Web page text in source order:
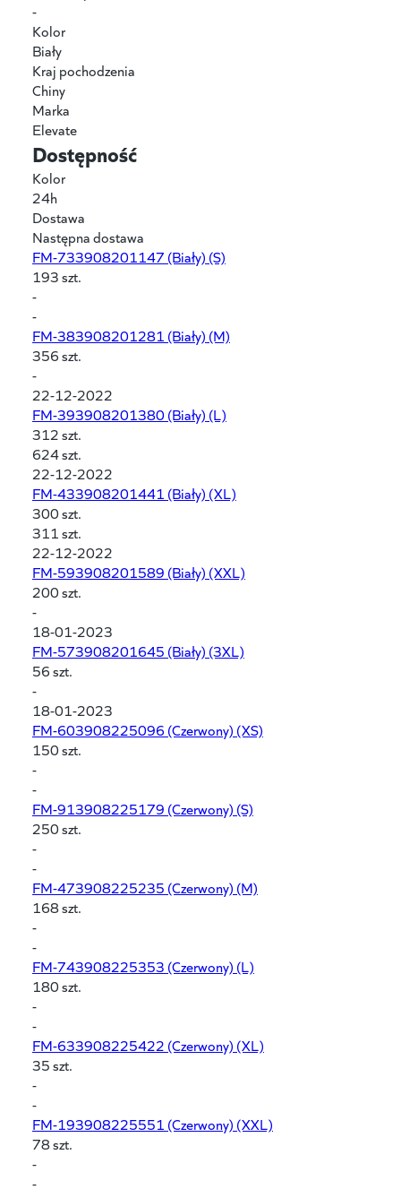
-
Kolor
Biały
Kraj pochodzenia
Chiny
Marka
Elevate
Dostępność
Kolor
24h
Dostawa
Następna dostawa
FM-733908201147 (Biały) (S)
193 szt.
-
-
FM-383908201281 (Biały) (M)
356 szt.
-
22-12-2022
FM-393908201380(Biały) (L)
312 szt.
624 szt.
22-12-2022
FM-433908201441 (Biały) (XL)
300 szt.
311 szt.
22-12-2022
FM-593908201589 (Biały) (XXL)
200 szt.
-
18-01-2023
FM-573908201645 (Biały) (3XL)
56 szt.
-
18-01-2023
FM-603908225096 (Czerwony) (XS)
150 szt.
-
-
FM-913908225179 (Czerwony) (S)
250 szt.
-
-
FM-473908225235 (Czerwony) (M)
168 szt.
-
-
FM-743908225353 (Czerwony) (L)
180 szt.
-
-
FM-633908225422 (Czerwony) (XL)
35 szt.
-
-
FM-193908225551 (Czerwony) (XXL)
78 szt.
-
-